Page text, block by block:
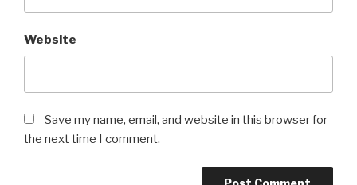
Website
Save my name, email, and website in this browser for
the next time I comment.